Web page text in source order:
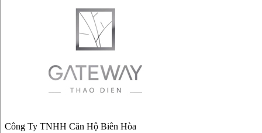
Công Ty TNHH Căn Hộ Biên Hòa